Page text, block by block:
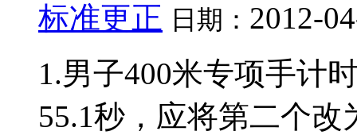
标准更正 日期： 2012-
1.男子400米专项手计
55.1秒，应将第二个